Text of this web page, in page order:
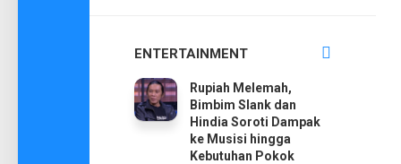
ENTERTAINMENT
Rupiah Melemah,
Bimbim Slank dan
Hindia Soroti Dampak
ke Musisi hingga
Kebutuhan Pokok